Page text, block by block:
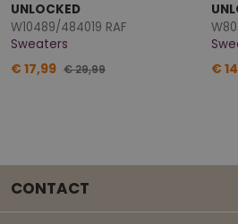
UNLOCKED
W10489/484019 RAF
Sweaters
€ 17,99 € 29,99
€
CONTACT